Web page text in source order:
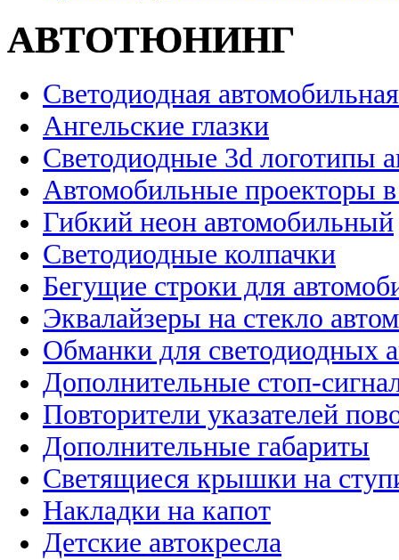
АВТОТЮНИНГ
Светодиодная
Ангельские глазки
Светодиодные 3d логотипы
Автомобильные проекторы
Гибкий неон автомобильный
Светодиодные колпачки
Бегущие строки для
Эквалайзеры на стекло
Обманки для светодиодных
Дополнительные стоп-
Повторители указателей
Дополнительные габариты
Светящиеся крышки на
Накладки на капот
Детские автокресла